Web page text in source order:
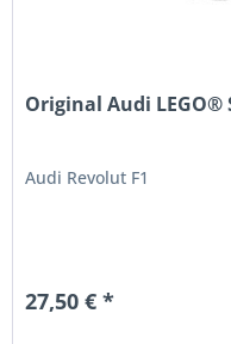
Original Audi LEGO®
Audi Revolut F1
27,50 € *